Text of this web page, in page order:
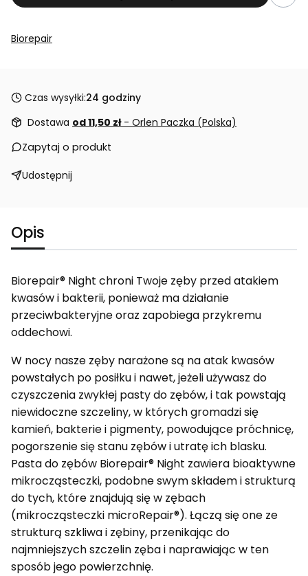
Biorepair
Czas wysyłki:24 godziny
Dostawa od 11,50 zł - Orlen Paczka (Polska)
Zapytaj o produkt
Udostępnij
Opis
Biorepair® Night chroni Twoje zęby przed atakiem
kwasów i bakterii, ponieważ ma działanie
przeciwbakteryjne oraz zapobiega przykremu
oddechowi.
W nocy nasze zęby narażone są na atak kwasów
powstałych po posiłku i nawet, jeżeli używasz do
czyszczenia zwykłej pasty do zębów, i tak powstają
niewidoczne szczeliny, w których gromadzi się
kamień, bakterie i pigmenty, powodujące próchnicę,
pogorszenie się stanu zębów i utratę ich blasku.
Pasta do zębów Biorepair® Night zawiera bioaktywne
mikrocząsteczki, podobne swym składem i strukturą
do tych, które znajdują się w zębach
(mikrocząsteczki microRepair®). Łączą się one ze
strukturą szkliwa i zębiny, przenikając do
najmniejszych szczelin zęba i naprawiając w ten
sposób jego powierzchnię.